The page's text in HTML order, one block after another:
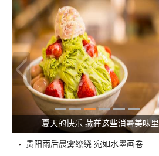
夏天的快乐 藏在这些消暑美味里
贵阳雨后晨雾缭绕 宛如水墨画卷